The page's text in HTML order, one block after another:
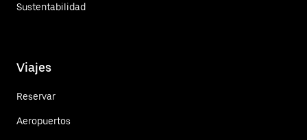
Sustentabilidad
Viajes
Reservar
Aeropuertos